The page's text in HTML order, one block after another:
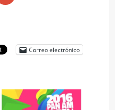
Correo electrónico